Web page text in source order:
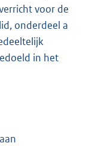
voor de
onderdeel a
in het